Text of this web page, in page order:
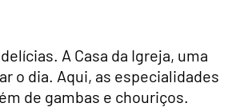
A Casa da Igreja, uma
o dia. Aqui, as especialidades
de gambas e chouriços.